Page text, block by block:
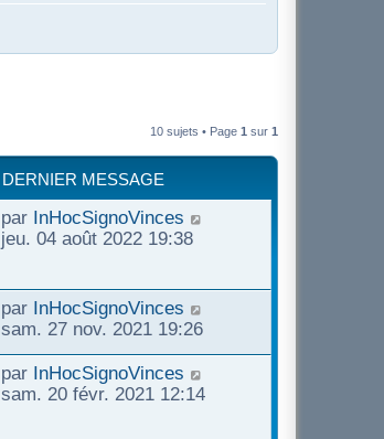
10 sujets • Page 1 sur 1
DERNIER MESSAGE
par InHocSignoVinces
jeu. 04 août 2022 19:38
par InHocSignoVinces
sam. 27 nov. 2021 19:26
par InHocSignoVinces
sam. 20 févr. 2021 12:14